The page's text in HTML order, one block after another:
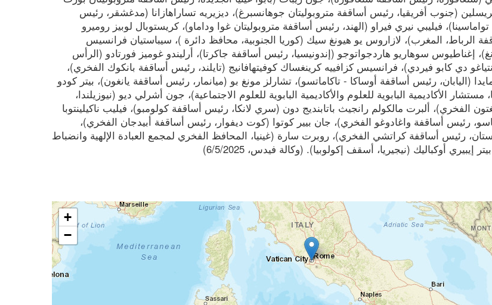
(جنوب أفريقيا، رئيس أساقفة متروبوليتان جوهانسبرغ)، ديزيريه تساراهازانا (مدغشقر، رئيس
فيليبي نيري فيراو (الهند، رئيس أساقفة متروبوليتان غوا وداماو)، كريستوبال لوبيز روميرو
الرباط، المغرب)، لازاروس يو هيونغ سيك (كوريا الجنوبية، محافظ دائرة )، سيباستيان فرانسيس
إغناطيوس سوهاريو هاردجواتوجو (إندونيسيا، رئيس أساقفة جاكرتا)، أرليندو غوميز فورتادو (الرأس
دي كابو فيردي)، فرانسيس كزافييه كرينغساك كوفيتهافانيج (تايلند، رئيس أساقفة بانكوك الفخري)،
(اليابان، رئيس أساقفة أوساكا - تاكاماتسو)، تشارلز مونغ بو (ميانمار، رئيس أساقفة يانغون)، بيتر كودو
مستشار الأكاديمية البابوية للعلوم والأكاديمية البابوية للعلوم الاجتماعية)، جون أشرلي ديو (نيوزيلندا،
الفخري)، ألبرت مالكولم رانجيث باتابنديج دون (سري لانكا، رئيس أساقفة كولومبو)، فيليب ناكيلينتوبا
رئيس أساقفة واغادوغو الفخري)، جان بيير كوتوا (كوت ديفوار، رئيس أساقفة أبيدجان الفخري)،
رئيس أساقفة كراتشي الفخري)، روبرت سارة (غينيا، المحافظ الفخري لمجمع العبادة الإلهية وانضباط
إيبيري أوكباليك (نيجيريا، أسقف إكولوبيا). (وكالة فيدس، 6/5/2025)
+
−